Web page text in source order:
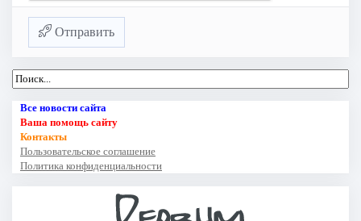
Отправить
Все новости сайта
Ваша помощь сайту
Контакты
Пользовательское соглашение
Политика конфиденциальности